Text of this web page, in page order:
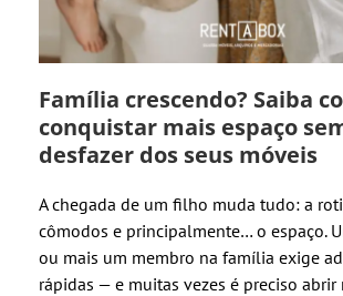
Família crescendo? Saiba
conquistar mais espaço
desfazer dos seus móveis
A chegada de um filho muda tudo: a
cômodos e principalmente… o espaço.
ou mais um membro na família exige
rápidas — e muitas vezes é preciso abrir